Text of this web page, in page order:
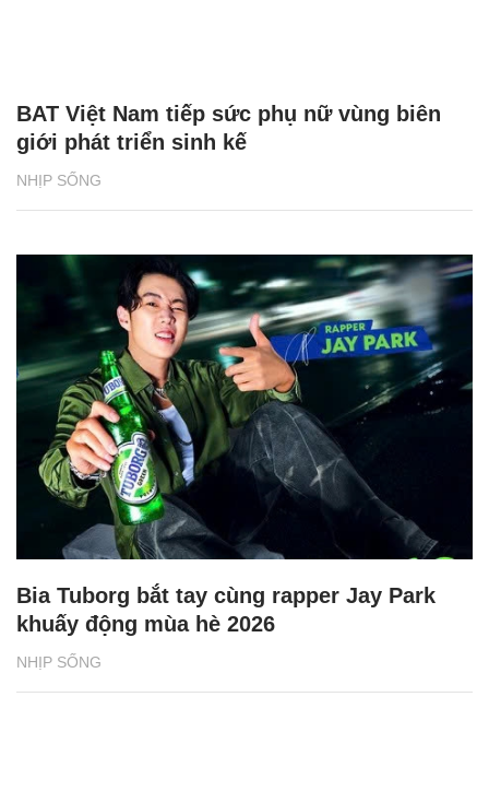
NHỊP SỐNG
BAT Việt Nam tiếp sức phụ nữ vùng biên
giới phát triển sinh kế
NHỊP SỐNG
Bia Tuborg bắt tay cùng rapper Jay Park
khuấy động mùa hè 2026